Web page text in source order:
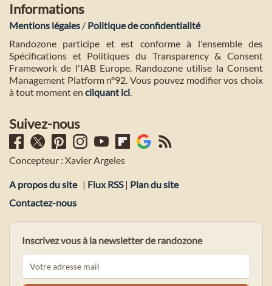
Informations
Mentions légales / Politique de confidentialité
Randozone participe et est conforme à l'ensemble des
Spécifications et Politiques du Transparency & Consent
Framework de l'IAB Europe. Randozone utilise la Consent
Management Platform n°92. Vous pouvez modifier vos choix
à tout moment en cliquant ici.
Suivez-nous
Concepteur : Xavier Argeles
A propos du site | Flux RSS| Plan du site
Contactez-nous
Inscrivez vous à la newsletter de randozone